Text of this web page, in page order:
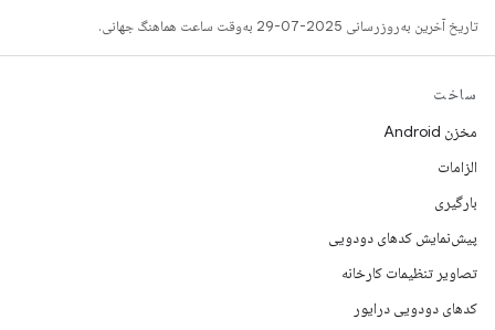
تاریخ آخرین به‌روزرسانی 2025-07-29 به‌وقت ساعت هماهنگ جهانی.
ساخت
مخزن Android
الزامات
بارگیری
پیش‌نمایش کدهای دودویی
تصاویر تنظیمات کارخانه
کدهای دودویی درایور